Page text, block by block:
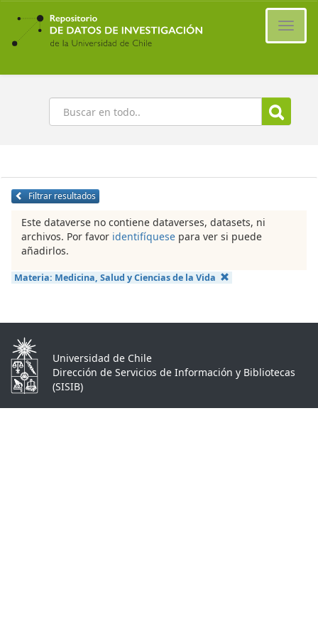
Ir
contenido
principal
Buscar
Filtrar resultados
Este dataverse no contiene dataverses, datasets, ni
archivos. Por favor identifíquese para ver si puede
añadirlos.
Materia: Medicina, Salud y Ciencias de la Vida
Universidad de Chile
Dirección de Servicios de Información y Bibliotecas
(SISIB)